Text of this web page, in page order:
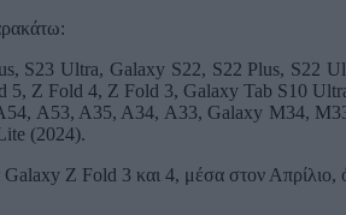
S23 Ultra, Galaxy S22, S22 Plus,
Z Fold 4, Z Fold 3, Galaxy Tab S10
A53, A35, A34, A33, Galaxy M34,
(2024).
Z Fold 3 και 4, μέσα στον Απρίλιο,